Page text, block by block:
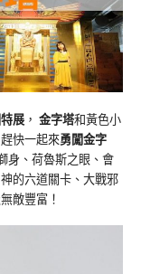
展 ， 金字塔和黃色小
快一起來勇闖金字
身、荷魯斯之眼、會
的六道關卡、大戰邪
敵豐富！